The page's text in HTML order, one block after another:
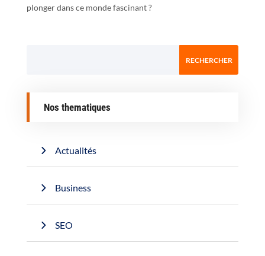
plonger dans ce monde fascinant ?
Nos thematiques
Actualités
Business
SEO